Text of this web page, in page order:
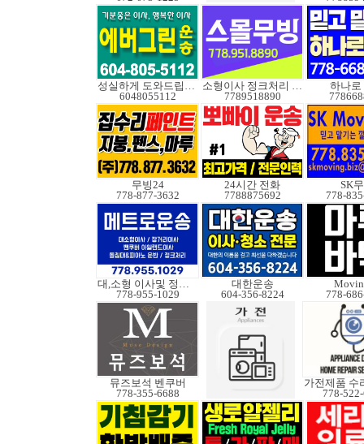
성실하게 도와드립니다
6048055112
소형이사 정크처리 무빙
7789518890
하나로
무빙24
778-877-3632
24시간 전화
7788875692
SK
778-
대,소형 이사및 정크처
778-955-1029
대한운송
604-356-8224
778-
뮤즈보석 벤쿠버
778-355-6688
778-